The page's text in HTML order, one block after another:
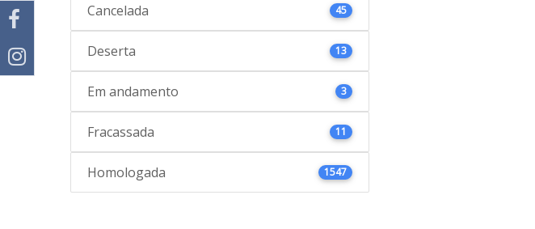
Cancelada 45
Deserta 13
Em andamento 3
Fracassada 11
Homologada 1547